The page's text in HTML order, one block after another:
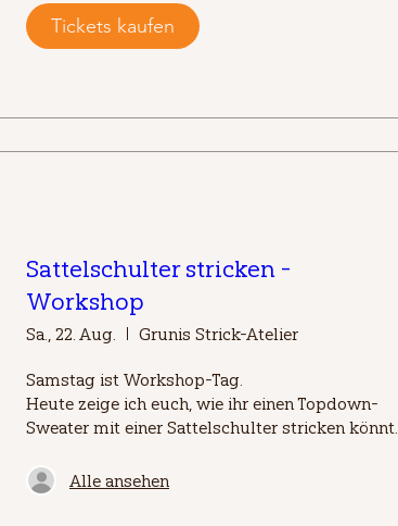
Tickets kaufen
Sattelschulter stricken -
Workshop
Sa., 22. Aug. Grunis Strick-Atelier
Samstag ist Workshop-Tag.
Heute zeige ich euch, wie ihr einen Topdown-
Sweater mit einer Sattelschulter stricken könnt.
Alle ansehen